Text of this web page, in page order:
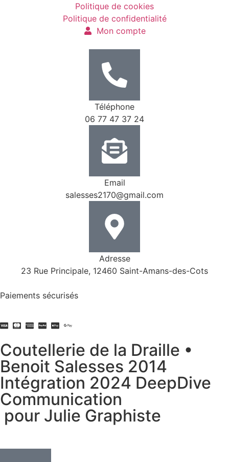
Politique de cookies
Politique de confidentialité
Mon compte
Téléphone
06 77 47 37 24
Email
salesses2170@gmail.com
Adresse
23 Rue Principale, 12460 Saint-Amans-des-Cots
Paiements sécurisés
Coutellerie de la Draille •
Benoit Salesses 2014
Intégration 2024 DeepDive
Communication
pour Julie Graphiste